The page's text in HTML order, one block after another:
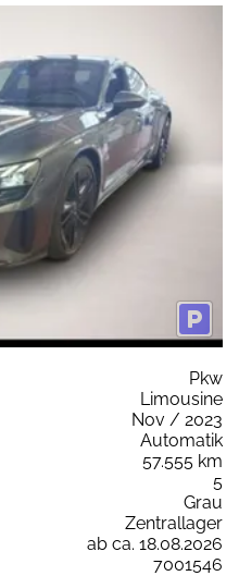
Pkw
Limousine
Nov / 2023
Automatik
57.555 km
5
Grau
Zentrallager
ab ca. 18.08.2026
7001546